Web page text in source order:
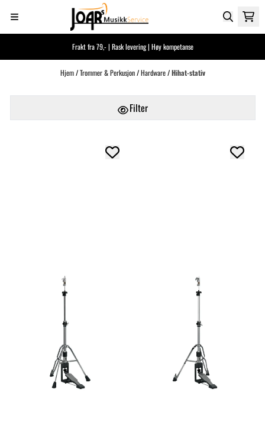
Hopp til innhold
Frakt fra 79,- | Rask levering | Høy kompetanse
Hjem/Trommer & Perkusjon/Hardware/Hihat-stativ
Filter